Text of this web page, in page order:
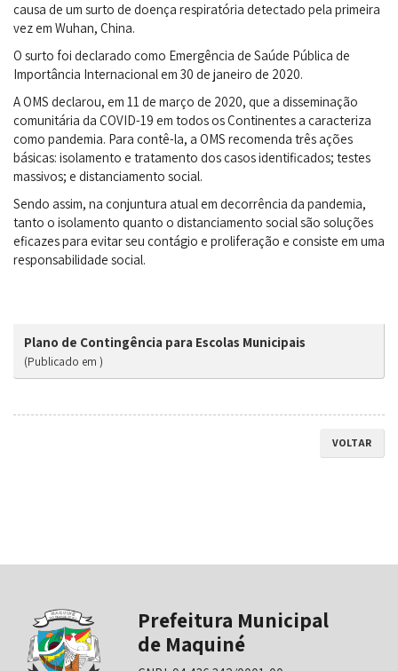
causa de um surto de doença respiratória detectado pela primeira
vez em Wuhan, China.
O surto foi declarado como Emergência de Saúde Pública de
Importância Internacional em 30 de janeiro de 2020.
A OMS declarou, em 11 de março de 2020, que a disseminação
comunitária da COVID-19 em todos os Continentes a caracteriza
como pandemia. Para contê-la, a OMS recomenda três ações
básicas: isolamento e tratamento dos casos identificados; testes
massivos; e distanciamento social.
Sendo assim, na conjuntura atual em decorrência da pandemia,
tanto o isolamento quanto o distanciamento social são soluções
eficazes para evitar seu contágio e proliferação e consiste em uma
responsabilidade social.
Plano de Contingência para Escolas Municipais
(Publicado em )
VOLTAR
Prefeitura Municipal
de Maquiné